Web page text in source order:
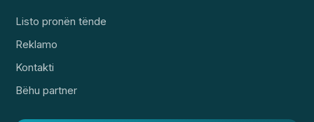
Listo pronën tënde
Reklamo
Kontakti
Bëhu partner